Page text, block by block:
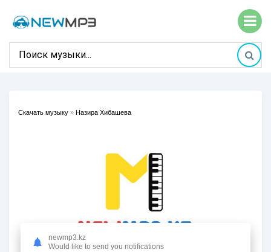
Скачать музыку » Назира Хибашева
newmp3.kz
Would like to send you notifications